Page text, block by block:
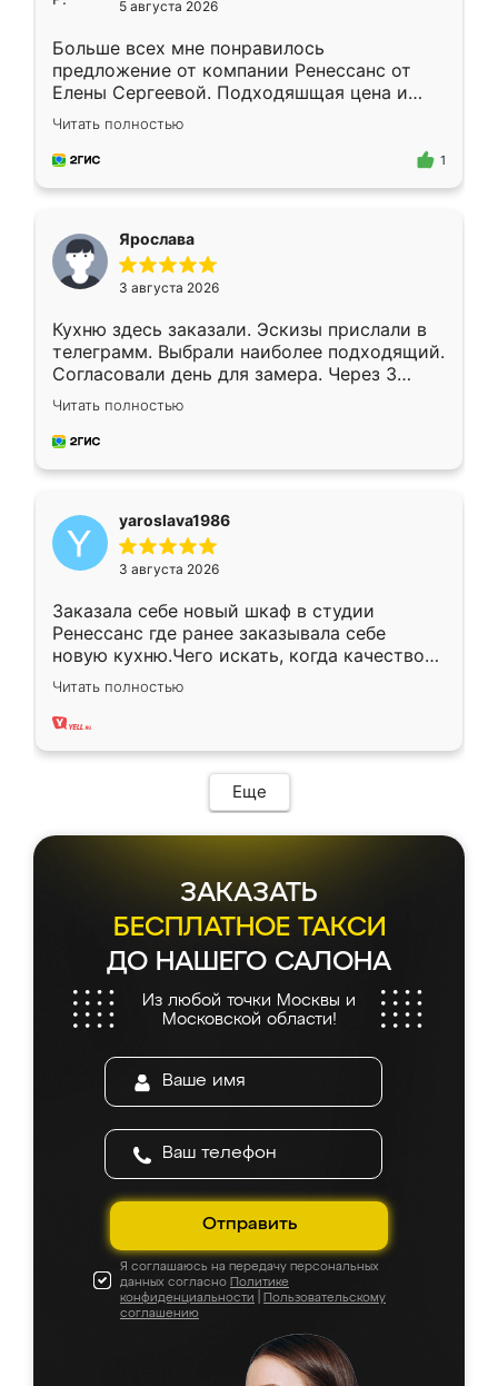
5 августа 2026
Больше всех мне понравилось
предложение от компании Ренессанс от
Елены Сергеевой. Подходяшщая цена и
короткие сроки изготовления. Приехавший
для замера сотрудник Владислав
предложил по моему эскизу самый
Читать полностью
1
Ярослава
3 августа 2026
Кухню здесь заказали. Эскизы прислали в
телеграмм. Выбрали наиболее подходящий.
Согласовали день для замера. Через 3
недели кухня была уже готова. Остались
довольны работой. Спасибо Ренессанс
мебель за качественную работу!
Читать полностью
yaroslava1986
3 августа 2026
Заказала себе новый шкаф в студии
Ренессанс где ранее заказывала себе
новую кухню.Чего искать, когда качеством
вполне довольна. Служит кухня уже почти
два года, нареканий нет.
Читать полностью
Еще
ЗАКАЗАТЬ
БЕСПЛАТНОЕ ТАКСИ
ДО НАШЕГО САЛОНА
Из любой точки Москвы и
Московской области!
Отправить
Я соглашаюсь на передачу персональных
данных согласно Политике
конфиденциальности
Пользовательскому
соглашению